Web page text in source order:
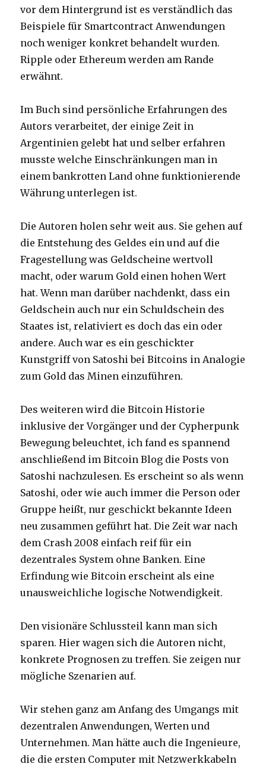
vor dem Hintergrund ist es verständlich das
Beispiele für Smartcontract Anwendungen
noch weniger konkret behandelt wurden.
Ripple oder Ethereum werden am Rande
erwähnt.
Im Buch sind persönliche Erfahrungen des
Autors verarbeitet, der einige Zeit in
Argentinien gelebt hat und selber erfahren
musste welche Einschränkungen man in
einem bankrotten Land ohne funktionierende
Währung unterlegen ist.
Die Autoren holen sehr weit aus. Sie gehen auf
die Entstehung des Geldes ein und auf die
Fragestellung was Geldscheine wertvoll
macht, oder warum Gold einen hohen Wert
hat. Wenn man darüber nachdenkt, dass ein
Geldschein auch nur ein Schuldschein des
Staates ist, relativiert es doch das ein oder
andere. Auch war es ein geschickter
Kunstgriff von Satoshi bei Bitcoins in Analogie
zum Gold das Minen einzuführen.
Des weiteren wird die Bitcoin Historie
inklusive der Vorgänger und der Cypherpunk
Bewegung beleuchtet, ich fand es spannend
anschließend im Bitcoin Blog die Posts von
Satoshi nachzulesen. Es erscheint so als wenn
Satoshi, oder wie auch immer die Person oder
Gruppe heißt, nur geschickt bekannte Ideen
neu zusammen geführt hat. Die Zeit war nach
dem Crash 2008 einfach reif für ein
dezentrales System ohne Banken. Eine
Erfindung wie Bitcoin erscheint als eine
unausweichliche logische Notwendigkeit.
Den visionäre Schlussteil kann man sich
sparen. Hier wagen sich die Autoren nicht,
konkrete Prognosen zu treffen. Sie zeigen nur
mögliche Szenarien auf.
Wir stehen ganz am Anfang des Umgangs mit
dezentralen Anwendungen, Werten und
Unternehmen. Man hätte auch die Ingenieure,
die die ersten Computer mit Netzwerkkabeln